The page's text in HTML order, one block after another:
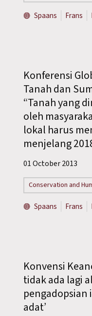
Spaans Frans
Konferensi
Tanah dan
“Tanah yang
oleh
lokal harus
menjelang
01 October 2013
Conservation and
Spaans Frans
Konvensi
tidak ada lagi
pengadopsian
adat’